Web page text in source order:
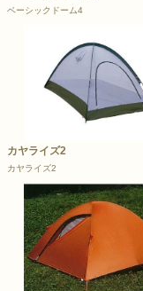
ベーシックドーム4
カヤライズ2
カヤライズ2